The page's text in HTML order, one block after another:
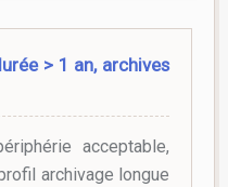
> 1 an, archives
acceptable,
archivage longue